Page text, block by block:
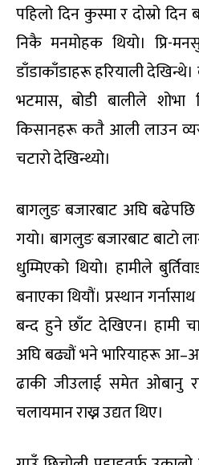
पहिलो दिन कुस्मा र दोस्रो
निकै मनमोहक थियो। प्रि-
डाँडाकाँडाहरू हरियाली
भटमास, बोडी बालीले
किसानहरू कतै आली लाउन
चटारो देखिन्थ्यो।
बागलुङ बजारबाट अघि
गयो। बागलुङ बजारबाट बाटो
धुम्मिएको थियो। हामीले
बनाएका थियौं। प्रस्थान
बन्द हुने छाँट देखिएन। हामी
अघि बढ्यौं भने भारियाहरू
ढाकी जीउलाई समेत ओबानु
चलायमान राख्न उद्यत थिए।